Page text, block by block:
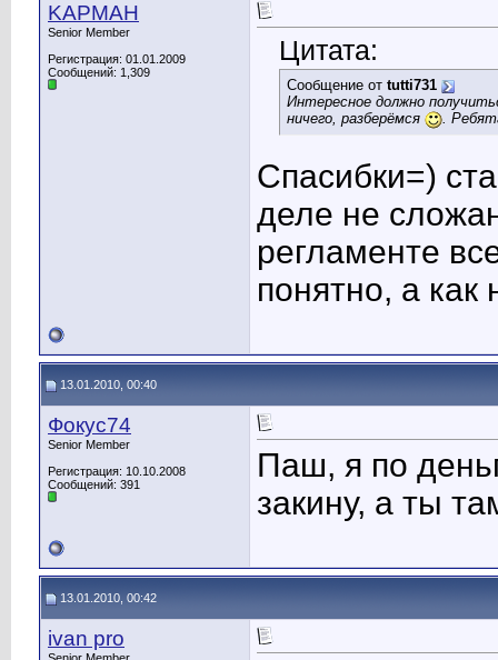
KAPMAH
Senior Member
Регистрация: 01.01.2009
Сообщений: 1,309
Цитата:
Сообщение от tutti731
Интересное должно
ничего, разберёмся
.
Спасибки=)
деле не
регламенте
понятно, а
13.01.2010, 00:40
Фокус74
Senior Member
Регистрация: 10.10.2008
Сообщений: 391
Паш, я по
закину, а ты
13.01.2010, 00:42
ivan pro